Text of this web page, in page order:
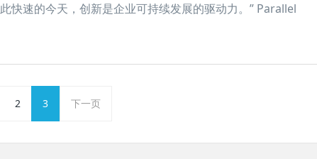
快速的今天，创新是企业可持续发展的驱动力。” Parallel
2 3 下一页